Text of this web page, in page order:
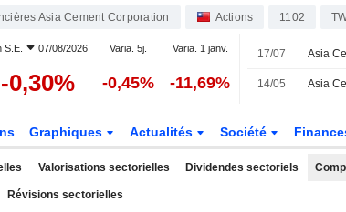
Asia Cement Corporation Actions 1102
S.E. 07/08/2026 Varia. 5j. Varia. 1 janv.
-0,30% -0,45% -11,69%
17/07 Asia
14/05
Graphiques Actualités Société
Valorisations sectorielles Dividendes sectoriels
Révisions sectorielles